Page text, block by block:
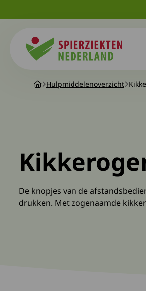
Hulpmiddelenoverzicht
De knopjes van de
drukken. Met zogenaamde